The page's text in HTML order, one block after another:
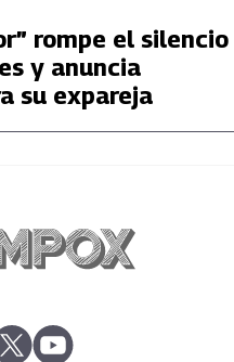
rompe el silencio
y anuncia
su expareja
nueva pestaña
en nueva pestaña
abre en nueva pestaña